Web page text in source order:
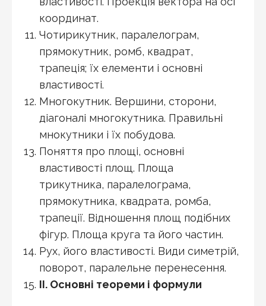
координат.
Чотирикутник, паралелограм,
прямокутник, ромб, квадрат,
трапеція; їх елементи і основні
властивості.
Многокутник. Вершини, сторони,
діагоналі многокутника. Правильні
мнокутники і їх побудова.
Поняття про площі, основні
властивості площ. Площа
трикутника, паралелограма,
прямокутника, квадрата, ромба,
трапеції. Відношення площ подібних
фігур. Площа круга та його частин.
Рух, його властивості. Види симетрій,
поворот, паралельне перенесення.
II. Основні теореми і формули